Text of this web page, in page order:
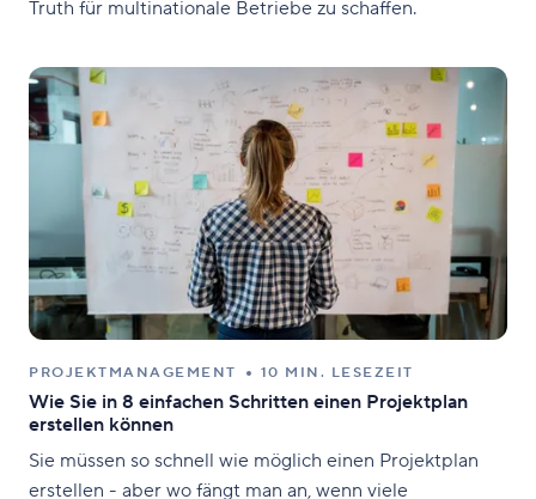
Truth für multinationale Betriebe zu schaffen.
PROJEKTMANAGEMENT 10 MIN. LESEZEIT
Wie Sie in 8 einfachen Schritten einen Projektplan
erstellen können
Sie müssen so schnell wie möglich einen Projektplan
erstellen - aber wo fängt man an, wenn viele